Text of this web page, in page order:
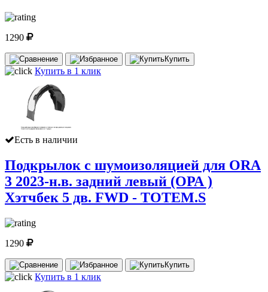
1290
Купить
Купить в 1 клик
Есть в наличии
Подкрылок с шумоизоляцией для ORA
3 2023-н.в. задний левый (ОРА )
Хэтчбек 5 дв. FWD - TOTEM.S
1290
Купить
Купить в 1 клик